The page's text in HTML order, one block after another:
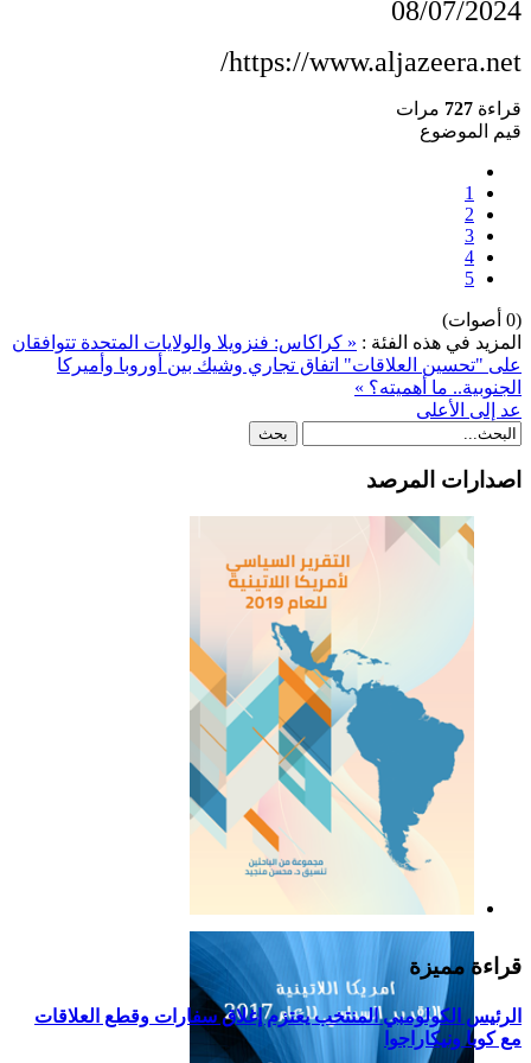
08/07/2024
https://www.aljazeera.net/
قراءة 727 مرات
قيم الموضوع
1
2
3
4
5
(0 أصوات)
المزيد في هذه الفئة : « كراكاس: فنزويلا والولايات المتحدة تتوافقان
على "تحسين العلاقات" اتفاق تجاري وشيك بين أوروبا وأميركا
الجنوبية.. ما أهميته؟ »
عد إلى الأعلى
اصدارات المرصد
التقرير السياسي لأمريكا
اللاتينية للعام 2019
قراءة مميزة
الرئيس الكولومبي المنتخب يعتزم إغلاق سفارات وقطع العلاقات
مع كوبا ونيكاراجوا